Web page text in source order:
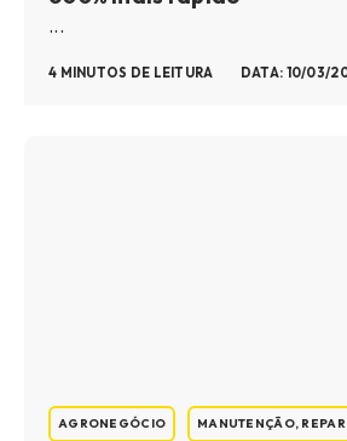
...
4 MINUTOS DE LEITURA DATA: 10/03/
AGRONEGÓCIO MANUTENÇÃO,